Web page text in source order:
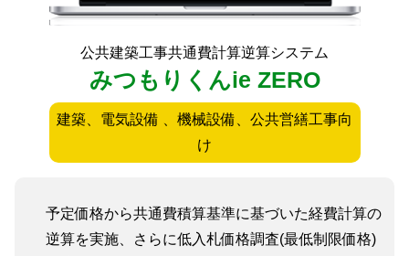
公共建築工事共通費計算逆算システム
みつもりくんie ZERO
建築、電気設備 、機械設備、公共営繕工事向
け
予定価格から共通費積算基準に基づいた経費計算の
逆算を実施、さらに低入札価格調査(最低制限価格)